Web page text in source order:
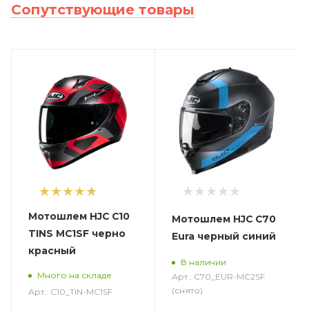
Сопутствующие товары
1
Мотошлем HJC C10
TINS MC1SF черно
красный
Много на складе
Арт.: C10_TIN-MC1SF
Мотошлем HJC C70
Eura черный синий
В наличии
Арт.: C70_EUR-MC2SF
(снято)